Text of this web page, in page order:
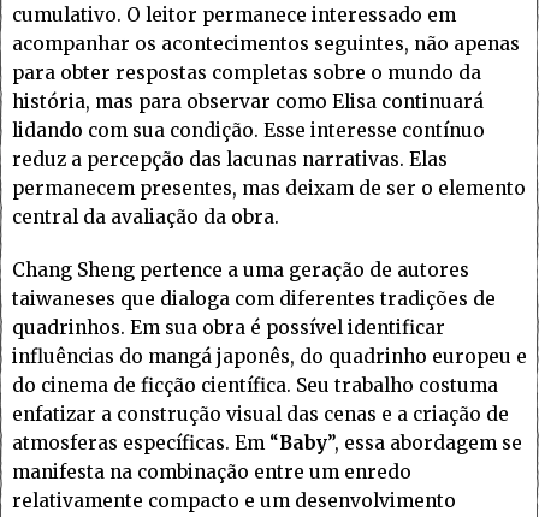
cumulativo. O leitor permanece interessado em
acompanhar os acontecimentos seguintes, não apenas
para obter respostas completas sobre o mundo da
história, mas para observar como Elisa continuará
lidando com sua condição. Esse interesse contínuo
reduz a percepção das lacunas narrativas. Elas
permanecem presentes, mas deixam de ser o elemento
central da avaliação da obra.
Chang Sheng pertence a uma geração de autores
taiwaneses que dialoga com diferentes tradições de
quadrinhos. Em sua obra é possível identificar
influências do mangá japonês, do quadrinho europeu e
do cinema de ficção científica. Seu trabalho costuma
enfatizar a construção visual das cenas e a criação de
atmosferas específicas. Em “Baby”, essa abordagem se
manifesta na combinação entre um enredo
relativamente compacto e um desenvolvimento